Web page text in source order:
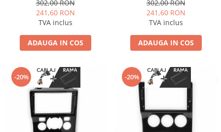
Multimedia Android 9 inch
302,00 RON
241,60 RON
TVA inclus
ADAUGA IN COS
Navigatie Multimedia Android
10.1 inch
302,00 RON
241,60 RON
TVA inclus
ADAUGA IN COS
-20% -20%